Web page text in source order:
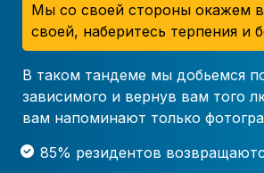
Мы со своей стороны окажем
своей, наберитесь терпения и
В таком тандеме мы добьемся
зависимого и вернув вам того
вам напоминают только
85% резидентов